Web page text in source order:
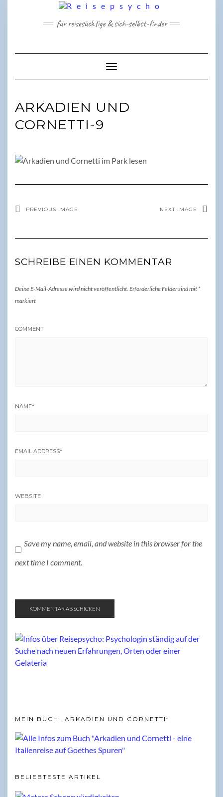
für reisesüchtige & sich-selbst-finder
Toggle Navigation
ARKADIEN UND
CORNETTI-9
PREVIOUS IMAGE NEXT IMAGE
SCHREIBE EINEN KOMMENTAR
Deine E-Mail-Adresse wird nicht veröffentlicht. Erforderliche Felder sind mit *
markiert
COMMENT
NAME*
EMAIL ADDRESS*
WEBSITE
Save my name, email, and website in this browser for the
next time I comment.
MEIN BUCH „ARKADIEN UND CORNETTI“
BELIEBTESTE ARTIKEL